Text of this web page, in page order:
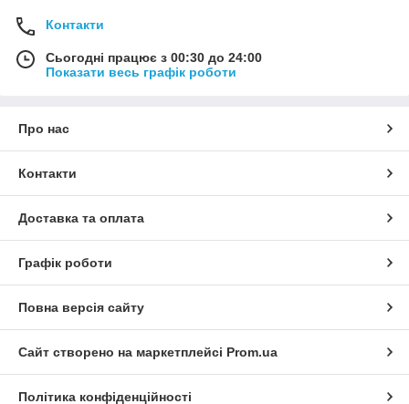
Контакти
Сьогодні працює з 00:30 до 24:00
Показати весь графік роботи
Про нас
Контакти
Доставка та оплата
Графік роботи
Повна версія сайту
Сайт створено на маркетплейсі Prom.ua
Політика конфіденційності